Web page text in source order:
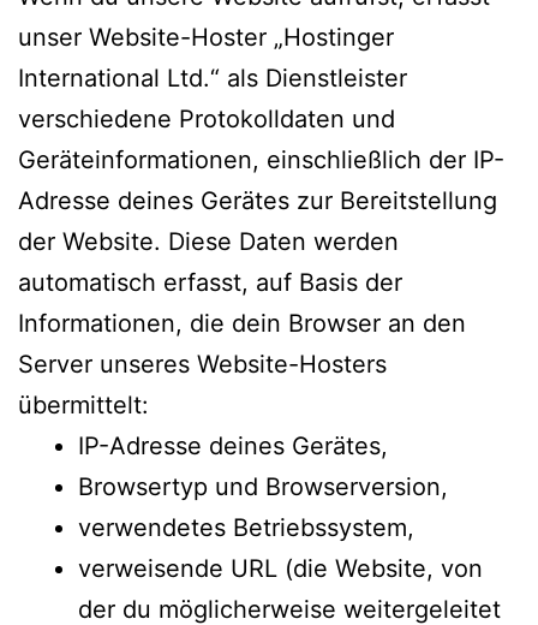
unser Website-Hoster „Hostinger
International Ltd.“ als Dienstleister
verschiedene Protokolldaten und
Geräteinformationen, einschließlich der IP-
Adresse deines Gerätes zur Bereitstellung
der Website. Diese Daten werden
automatisch erfasst, auf Basis der
Informationen, die dein Browser an den
Server unseres Website-Hosters
übermittelt:
IP-Adresse deines Gerätes,
Browsertyp und Browserversion,
verwendetes Betriebssystem,
verweisende URL (die Website, von
der du möglicherweise weitergeleitet